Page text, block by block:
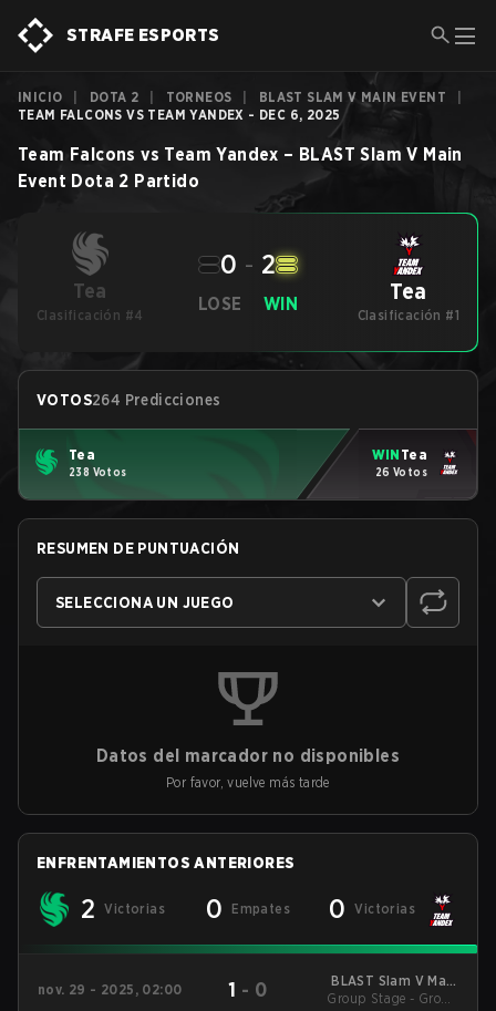
STRAFE ESPORTS
INICIO DOTA 2 TORNEOS BLAST SLAM V MAIN EVENT
TEAM FALCONS VS TEAM YANDEX - DEC 6, 2025
Team Falcons vs Team Yandex – BLAST Slam V Main
Event Dota 2 Partido
Tea
Clasificación #4
LOSE
0 - 2
WIN Tea
Clasificación #1
VOTOS264 Predicciones
Tea
238 Votos
WIN Tea
26 Votos
RESUMEN DE PUNTUACIÓN
SELECCIONA UN JUEGO
Datos del marcador no disponibles
Por favor, vuelve más tarde
ENFRENTAMIENTOS ANTERIORES
2 Victorias 0 Empates 0 Victorias
nov. 29 - 2025, 02:00 1 - 0
BLAST Slam V Main
Event
Group Stage - Group